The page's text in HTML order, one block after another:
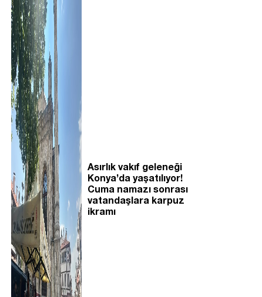
Asırlık vakıf geleneği
Konya’da yaşatılıyor!
Cuma namazı sonrası
vatandaşlara karpuz
ikramı